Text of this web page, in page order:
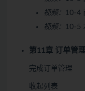
视频：
10-4
视频：
10-5
第11章 订单管
完成订单管理
收起列表